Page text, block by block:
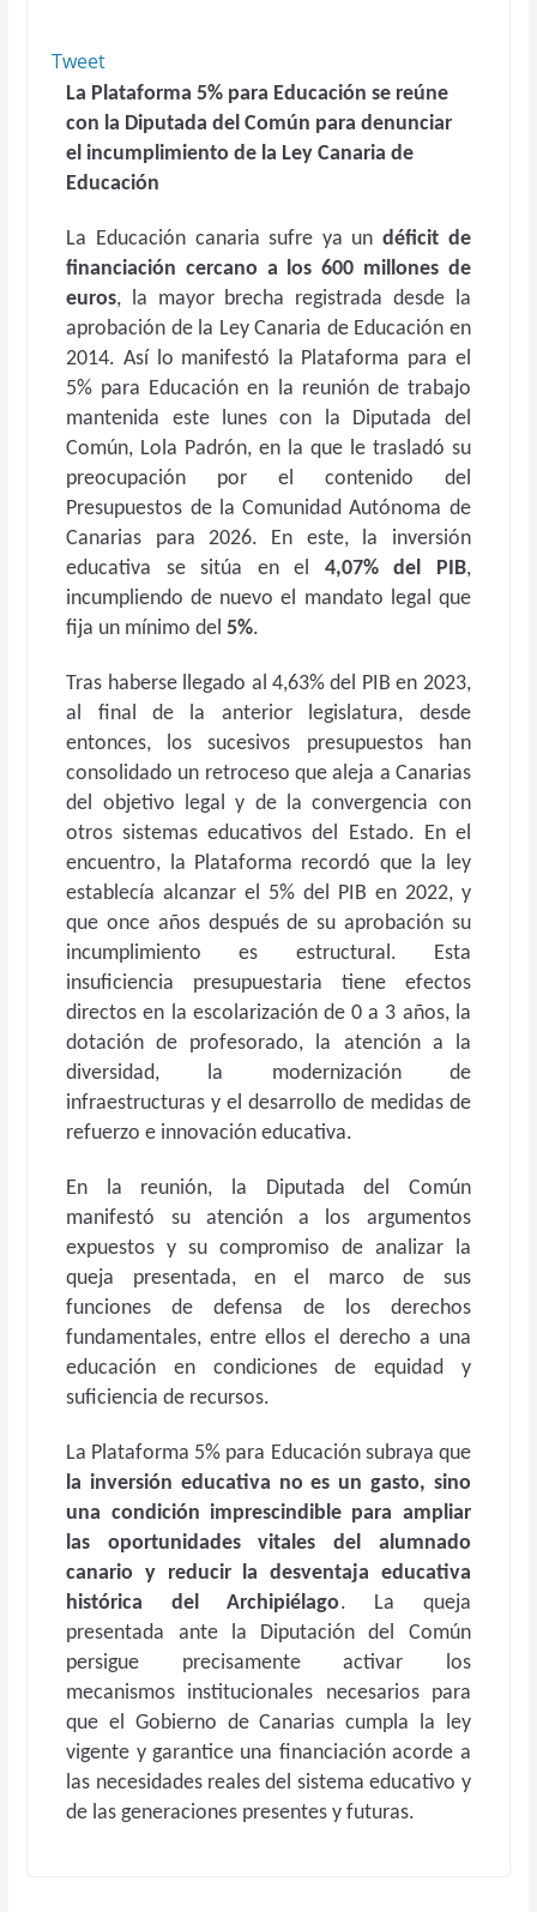
Tweet
La Plataforma 5% para Educación se reúne
con la Diputada del Común para denunciar
el incumplimiento de la Ley Canaria de
Educación
La Educación canaria sufre ya undéficit de
financiación cercano a los 600 millones de
euros, la mayor brecha registrada desde la
aprobación de la Ley Canaria de Educación en
2014. Así lo manifestó la Plataforma para el
5% para Educación en la reunión de trabajo
mantenida este lunes con la Diputada del
Común, Lola Padrón, en la que le trasladó su
preocupación por el contenido del
Presupuestos de la Comunidad Autónoma de
Canarias para 2026. En este, la inversión
educativa se sitúa en el 4,07% del PIB,
incumpliendo de nuevo el mandato legal que
fija un mínimo del5%.
Tras haberse llegado al 4,63% del PIB en 2023,
al final de la anterior legislatura, desde
entonces, los sucesivos presupuestos han
consolidado un retroceso que aleja a Canarias
del objetivo legal y de la convergencia con
otros sistemas educativos del Estado. En el
encuentro, la Plataforma recordó que la ley
establecía alcanzar el 5% del PIB en 2022, y
que once años después de su aprobación su
incumplimiento es estructural. Esta
insuficiencia presupuestaria tiene efectos
directos en la escolarización de 0 a 3 años, la
dotación de profesorado, la atención a la
diversidad, la modernización de
infraestructuras y el desarrollo de medidas de
refuerzo e innovación educativa.
En la reunión, la Diputada del Común
manifestó su atención a los argumentos
expuestos y su compromiso de analizar la
queja presentada, en el marco de sus
funciones de defensa de los derechos
fundamentales, entre ellos el derecho a una
educación en condiciones de equidad y
suficiencia de recursos.
La Plataforma 5% para Educación subraya que
la inversión educativa no es un gasto, sino
una condición imprescindible para ampliar
las oportunidades vitales del alumnado
canario y reducir la desventaja educativa
histórica del Archipiélago. La queja
presentada ante la Diputación del Común
persigue precisamente activar los
mecanismos institucionales necesarios para
que el Gobierno de Canarias cumpla la ley
vigente y garantice una financiación acorde a
las necesidades reales del sistema educativo y
de las generaciones presentes y futuras.